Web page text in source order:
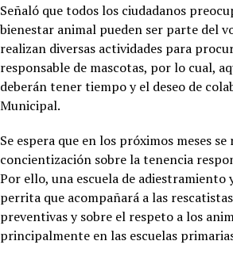
Señaló que todos los ciudadanos
bienestar animal pueden ser parte del
realizan diversas actividades para
responsable de mascotas, por lo cual,
deberán tener tiempo y el deseo de
Municipal.
Se espera que en los próximos meses
concientización sobre la tenencia
Por ello, una escuela de adiestramiento
perrita que acompañará a las
preventivas y sobre el respeto a los
principalmente en las escuelas